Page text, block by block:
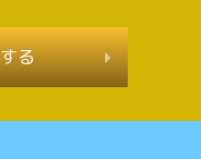
る